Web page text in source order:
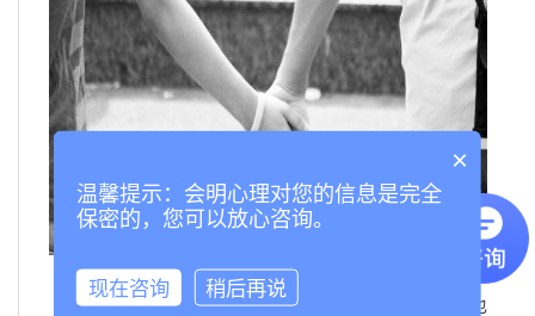
分手那句话就这样成了定句，刚分开的那段时间他也
×
温馨提示：会明心理对您的信息是完全
保密的，您可以放心咨询。
现在咨询 稍后再说